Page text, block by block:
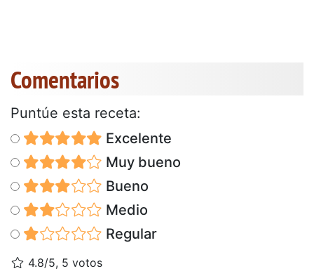
Comentarios
Puntúe esta receta:
Excelente
Muy bueno
Bueno
Medio
Regular
4.8/5, 5 votos